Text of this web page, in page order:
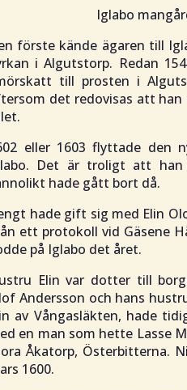
Iglabo
förste kände ägaren till
i Algutstorp. Redan
till prosten i
det redovisas att
eller 1603 flyttade den
Det är troligt att
hade gått bort då.
hade gift sig med Elin
ett protokoll vid Gäsene
på Iglabo det året.
Elin var dotter till
Andersson och hans
av Vångasläkten, hade
en man som hette Lasse
Åkatorp, Österbitterna.
1600.